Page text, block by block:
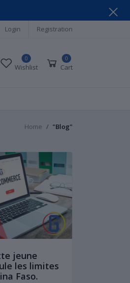
Login Registration
0
Wishlist
0
Cart
Home "Blog"
jeune
les limites
Faso.